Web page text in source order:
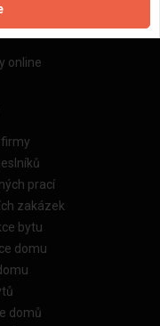
online
prací
zakázek
bytu
domu
domů